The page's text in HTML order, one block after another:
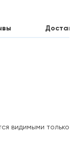
видимыми только